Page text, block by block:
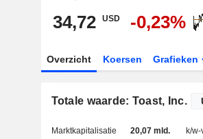
34,72 USD -0,23%
Overzicht Koersen Grafieken
Totale waarde: Toast, Inc.
Marktkapitalisatie 20,07 mld. k/